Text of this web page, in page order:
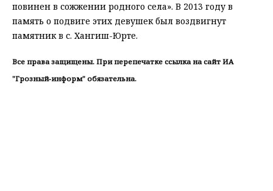
повинен в сожжении родного села». В 2013 году в
память о подвиге этих девушек был воздвигнут
памятник в с. Хангиш-Юрте.
Все права защищены. При перепечатке ссылка на сайт ИА
"Грозный-информ" обязательна.